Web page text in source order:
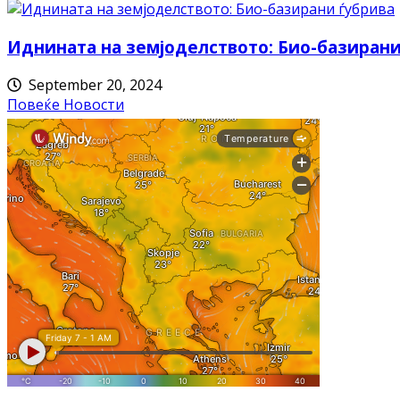
Иднината на земјоделството: Био-
September 20, 2024
Повеќе Новости